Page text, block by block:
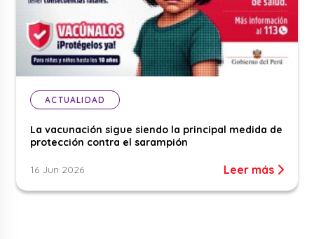
ACTUALIDAD
La vacunación sigue siendo la principal medida de
protección contra el sarampión
16 Jun 2026 Leer más